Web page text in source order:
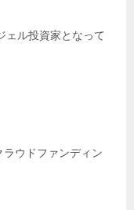
ェル投資家となって
ウドファンディン